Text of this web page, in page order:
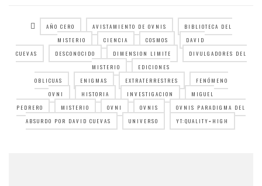
AÑO CERO AVISTAMIENTO DE OVNIS
BIBLIOTECA DEL
MISTERIO
CIENCIA COSMOS
DAVID
CUEVAS
DESCONOCIDO DIMENSION LIMITE
DIVULGADORES DEL
MISTERIO
EDICIONES
OBLICUAS
ENIGMAS EXTRATERRESTRES
FENÓMENO
OVNI
HISTORIA INVESTIGACION
MIGUEL
PEDRERO
MISTERIO OVNI OVNIS
OVNIS PARADIGMA DEL
ABSURDO POR DAVID CUEVAS
UNIVERSO YT:QUALITY=HIGH